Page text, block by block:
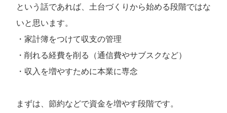
という話であれば、土台づくりから始める段階ではな
いと思います。
・家計簿をつけて収支の管理
・削れる経費を削る（通信費やサブスクなど）
・収入を増やすために本業に専念
まずは、節約などで資金を増やす段階です。